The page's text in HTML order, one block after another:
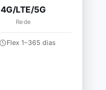
4G/LTE/5G
Rede
Flex 1–365 dias